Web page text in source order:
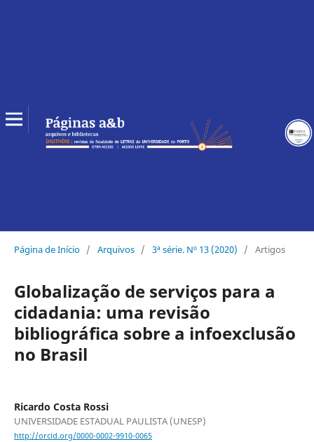
Página de Início / Arquivos / 3ª série. Nº 13 (2020) / Artigos
Globalização de serviços para a
cidadania: uma revisão
bibliográfica sobre a infoexclusão
no Brasil
Ricardo Costa Rossi
UNIVERSIDADE ESTADUAL PAULISTA (UNESP)
http://orcid.org/0000-0002-9910-0065